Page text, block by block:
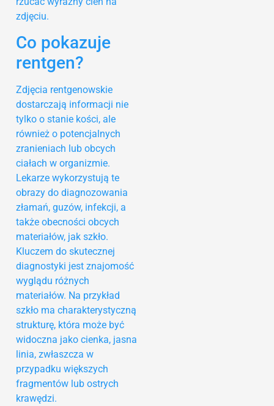
zdjęciu.
Co pokazuje
rentgen?
Zdjęcia rentgenowskie
dostarczają informacji nie
tylko o stanie kości, ale
również o potencjalnych
zranieniach lub obcych
ciałach w organizmie.
Lekarze wykorzystują te
obrazy do diagnozowania
złamań, guzów, infekcji, a
także obecności obcych
materiałów, jak szkło.
Kluczem do skutecznej
diagnostyki jest znajomość
wyglądu różnych
materiałów. Na przykład
szkło ma charakterystyczną
strukturę, która może być
widoczna jako cienka, jasna
linia, zwłaszcza w
przypadku większych
fragmentów lub ostrych
krawędzi.